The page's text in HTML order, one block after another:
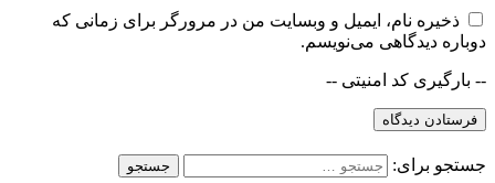
ذخیره نام، ایمیل و وبسایت من در مرورگر برای زمانی که
دوباره دیدگاهی می‌نویسم.
-- بارگیری کد امنیتی --
جستجو برای: